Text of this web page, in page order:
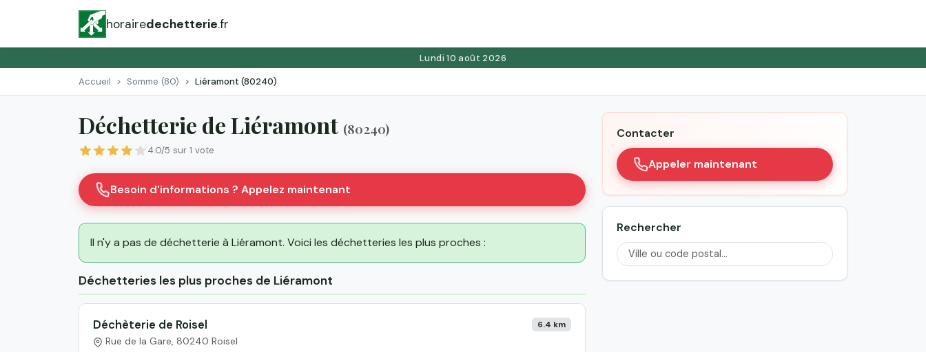
horairedechetterie.fr
Lundi 10 août 2026
Accueil Somme (80) Liéramont (80240)
Déchetterie de Liéramont (80240)
4.0/5 sur 1 vote
Besoin d'informations ? Appelez maintenant
Il n'y a pas de déchetterie à Liéramont. Voici les déchetteries les plus proches :
Déchetteries les plus proches de Liéramont
Déchèterie de Roisel 6.4 km
Rue de la Gare, 80240 Roisel
Contacter
Appeler maintenant
Rechercher